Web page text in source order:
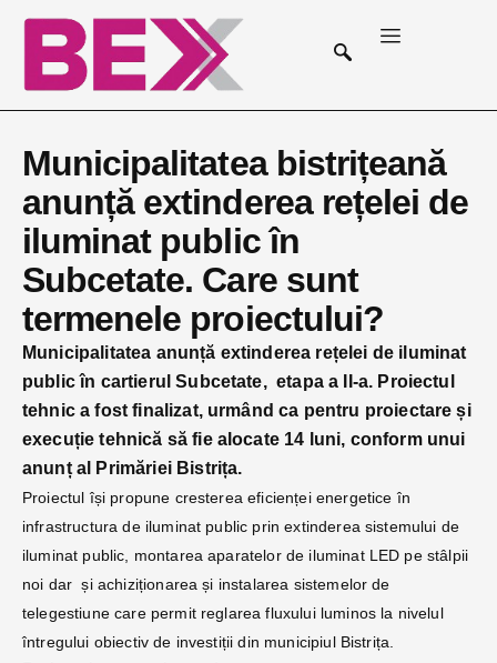
Municipalitatea bistrițeană
anunță extinderea rețelei de
iluminat public în
Subcetate. Care sunt
termenele proiectului?
Municipalitatea anunță extinderea rețelei de iluminat
public în cartierul Subcetate, etapa a II-a. Proiectul
tehnic a fost finalizat, urmând ca pentru proiectare și
execuție tehnică să fie alocate 14 luni, conform unui
anunț al Primăriei Bistrița.
Proiectul își propune cresterea eficienței energetice în
infrastructura de iluminat public prin extinderea sistemului de
iluminat public, montarea aparatelor de iluminat LED pe stâlpii
noi dar și achiziționarea și instalarea sistemelor de
telegestiune care permit reglarea fluxului luminos la nivelul
întregului obiectiv de investiții din municipiul Bistrița.